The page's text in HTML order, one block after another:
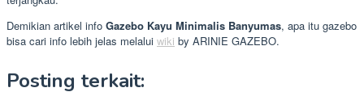
Demikian artikel info Gazebo Kayu Minimalis Banyumas, apa itu gazebo
bisa cari info lebih jelas melalui wiki by ARINIE GAZEBO.
Posting terkait: